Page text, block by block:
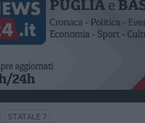
STATALE 7